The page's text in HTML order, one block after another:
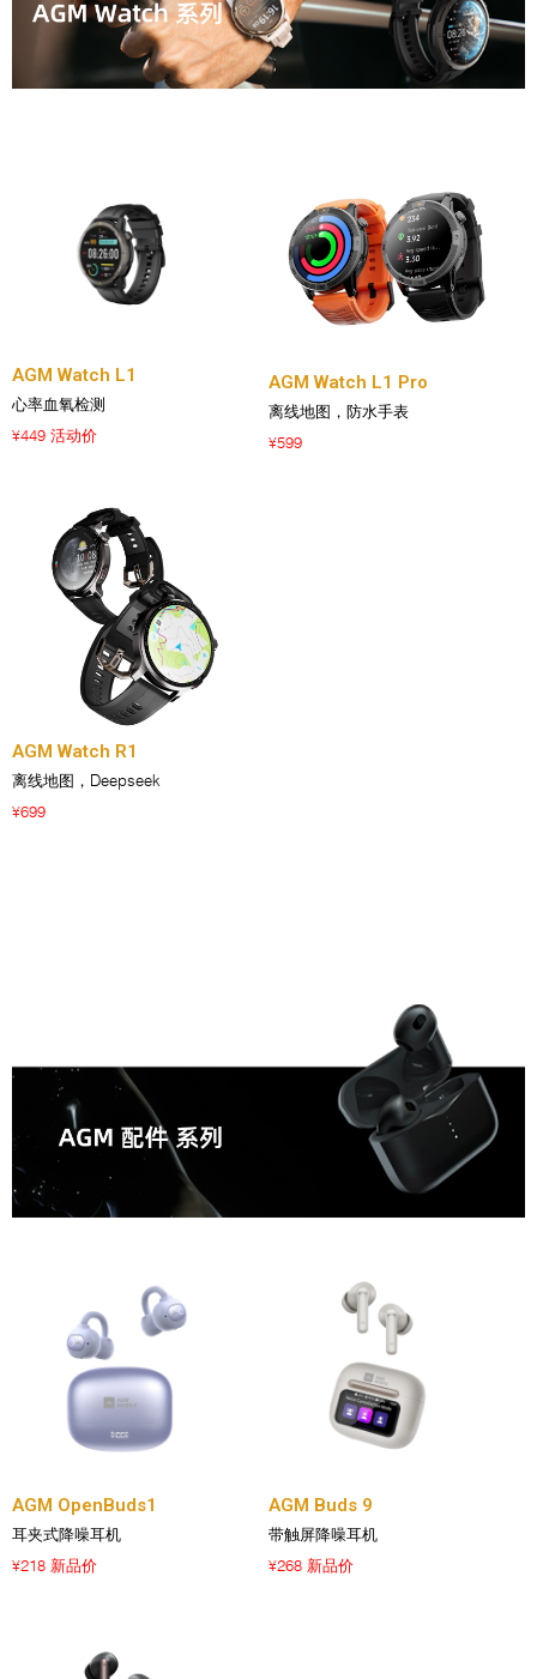
AGM Watch L1
心率血氧检测
¥449 活动价
AGM Watch L1 Pro
离线地图，防水手表
¥599
AGM Watch R1
离线地图，Deepseek
¥699
AGM OpenBuds1
耳夹式降噪耳机
¥218 新品价
AGM Buds 9
带触屏降噪耳机
¥268 新品价